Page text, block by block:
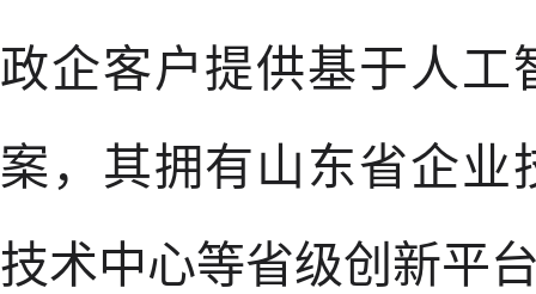
政企客户提供基于人工
案，其拥有山东省企业
技术中心等省级创新平